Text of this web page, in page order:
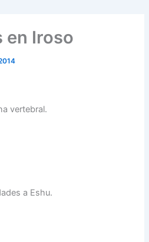
en Iroso
vertebral.
a Eshu.